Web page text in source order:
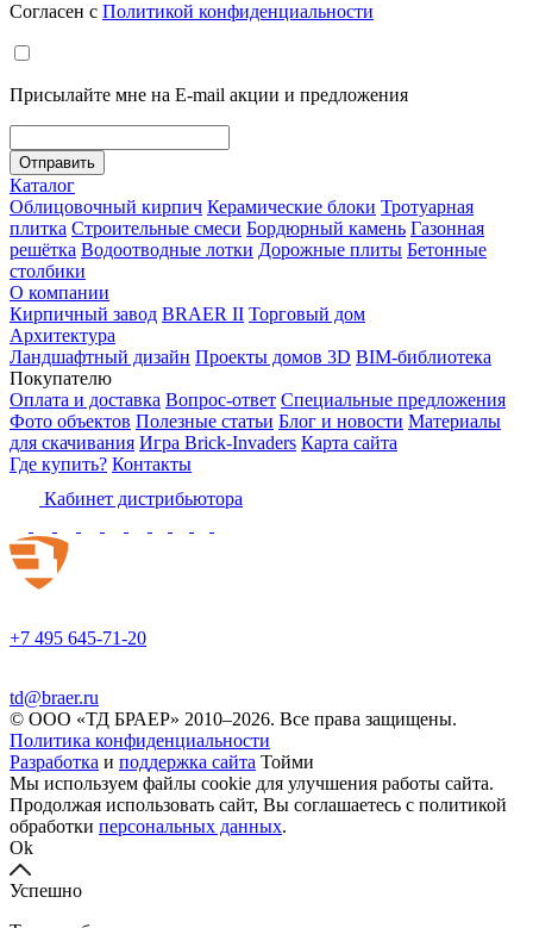
Согласен с Политикой конфиденциальности
Присылайте мне на E-mail акции и предложения
Отправить
Каталог
Облицовочный кирпич Керамические блоки Тротуарная
плитка Строительные смеси Бордюрный камень Газонная
решётка Водоотводные лотки Дорожные плиты Бетонные
столбики
О компании
Кирпичный завод BRAER II Торговый дом
Архитектура
Ландшафтный дизайн Проекты домов 3D BIM-библиотека
Покупателю
Оплата и доставка Вопрос-ответ Специальные предложения
Фото объектов Полезные статьи Блог и новости Материалы
для скачивания Игра Brick-Invaders Карта сайта
Где купить? Контакты
Кабинет дистрибьютора
+7 495 645-71-20
td@braer.ru
© OOO «ТД БРАЕР» 2010–2026. Все права защищены.
Политика конфиденциальности
Разработка и поддержка сайта Тойми
Мы используем файлы cookie для улучшения работы сайта.
Продолжая использовать сайт, Вы соглашаетесь с политикой
обработки персональных данных.
Ok
Успешно